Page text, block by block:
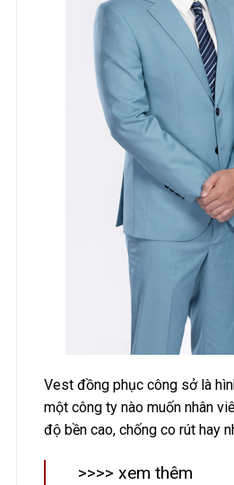
Vest đồng phục công sở là
một công ty nào muốn nhân
độ bền cao, chống co rút hay
>>>> xem thêm